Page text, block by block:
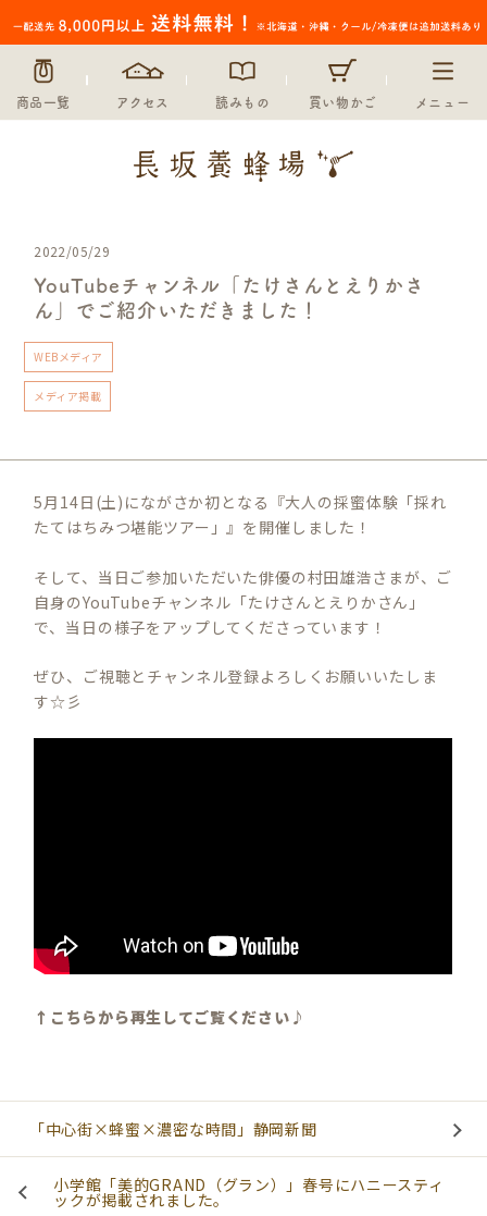
商品一覧 アクセス 読みもの 買い物かご メニュー
2022/05/29
YouTubeチャンネル「たけさんとえりかさ
ん」でご紹介いただきました！
WEBメディア
メディア掲載
5月14日(土)にながさか初となる『大人の採蜜体験「採れ
たてはちみつ堪能ツアー」』を開催しました！
そして、当日ご参加いただいた俳優の村田雄浩さまが、ご
自身のYouTubeチャンネル「たけさんとえりかさん」
で、当日の様子をアップしてくださっています！
ぜひ、ご視聴とチャンネル登録よろしくお願いいたしま
す☆彡
↑こちらから再生してご覧ください♪
「中心街×蜂蜜×濃密な時間」静岡新聞
小学館「美的GRAND（グラン）」春号にハニースティ
ックが掲載されました。